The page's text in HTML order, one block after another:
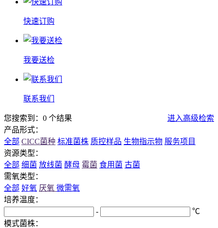
快速订购
我要送检
联系我们
您搜索到：0 个结果
进入高级检索
产品形式：
全部 CICC菌种 标准菌株 质控样品 生物指示物 服务项目
资源类型：
全部 细菌 放线菌 酵母 霉菌 食用菌 古菌
需氧类型：
全部 好氧 厌氧 微需氧
培养温度：
-
℃
模式菌株：